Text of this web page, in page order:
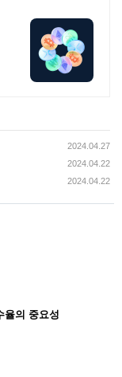
2024.04.27
2024.04.22
2024.04.22
율의 중요성